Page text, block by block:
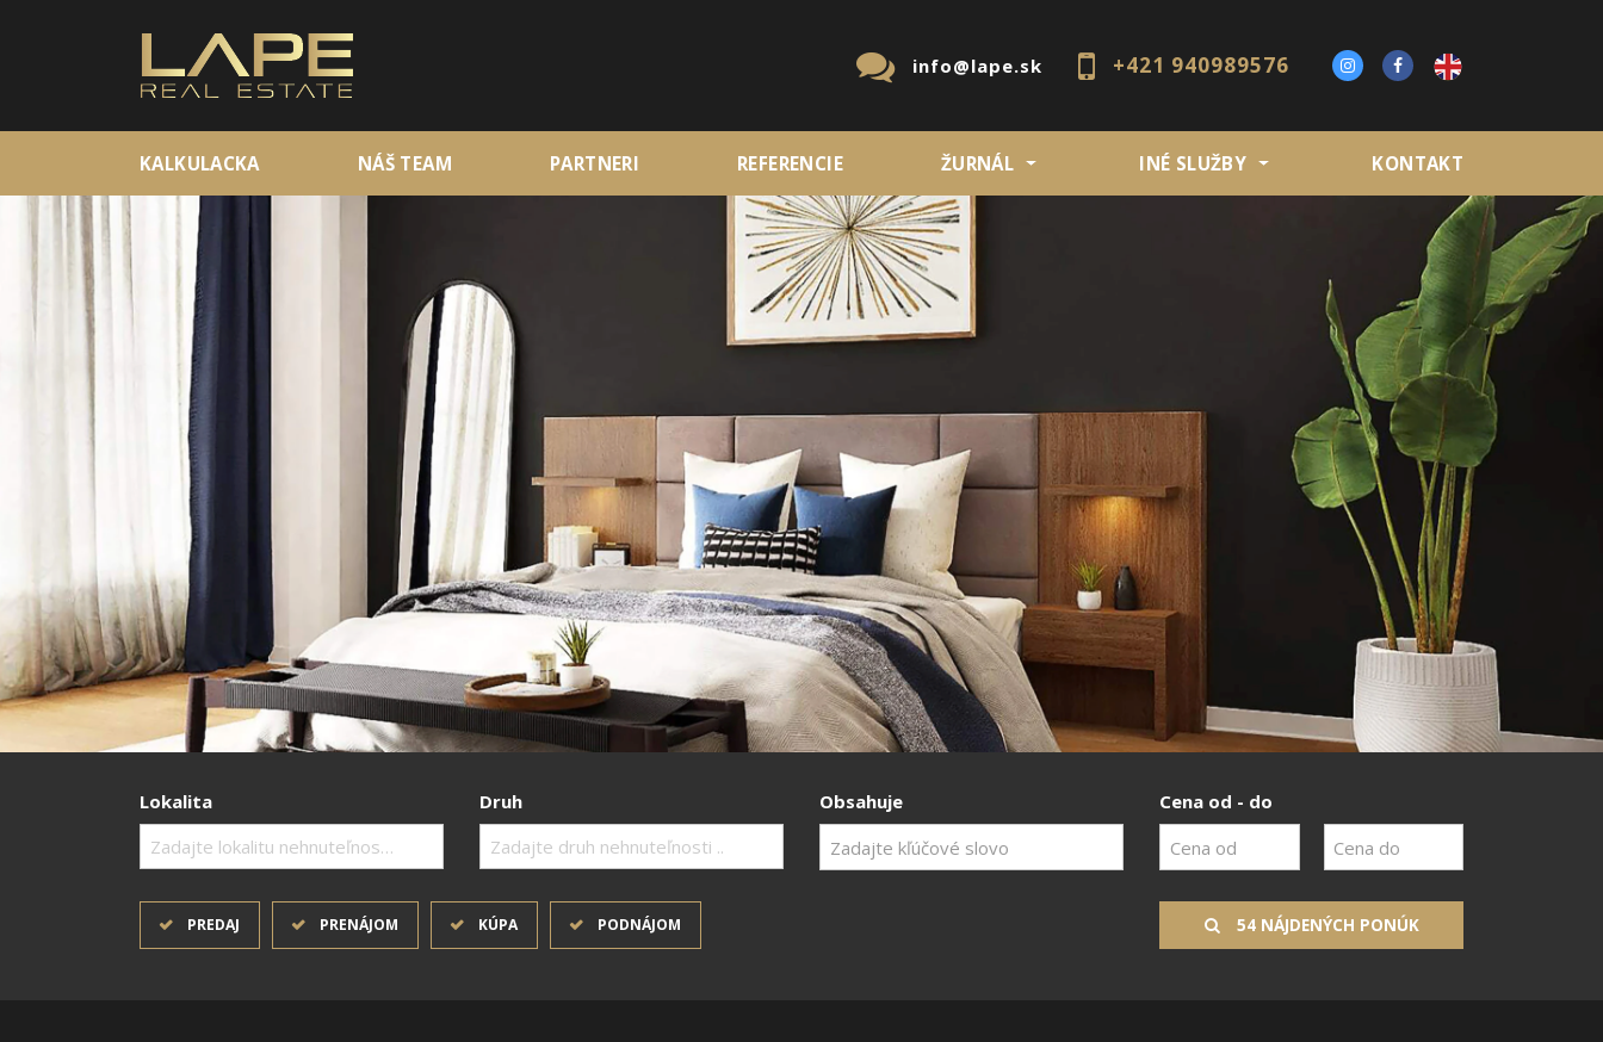
+421 940989576
info@lape.sk
KALKULACKA NÁŠ TEAM PARTNERI REFERENCIE ŽURNÁL INÉ SLUŽBY KONTAKT
Lokalita
Zadajte lokalitu nehnuteľnosti ..
Druh
Zadajte druh nehnuteľnosti ..
Obsahuje Cena od - do
PREDAJ PRENÁJOM KÚPA PODNÁJOM 54 NÁJDENÝCH PONÚK